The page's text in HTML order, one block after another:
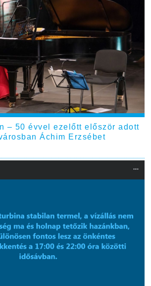
– 50 évvel ezelőtt először adott
Áchim Erzsébet